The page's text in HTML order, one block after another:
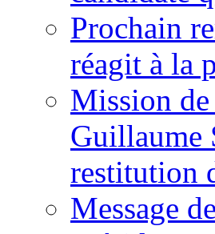
Prochain
réagit à la
Mission
Guillaume
restitution
Message